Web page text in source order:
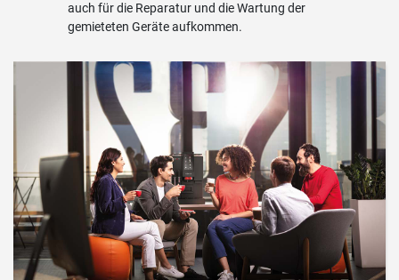
auch für die Reparatur und die Wartung der
gemieteten Geräte aufkommen.